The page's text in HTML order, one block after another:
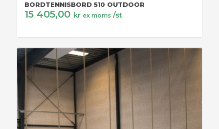
BORDTENNISBORD 510 OUTDOOR
15 405,00 kr ex moms /st